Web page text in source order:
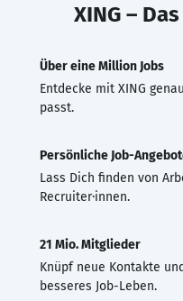
XING –
Über eine Million Jobs
Entdecke mit XING
passt.
Persönliche Job-
Lass Dich finden von
Recruiter·innen.
21 Mio. Mitglieder
Knüpf neue Kontakte
besseres Job-Leben.